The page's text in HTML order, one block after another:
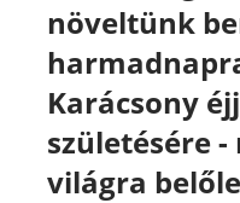
növeltünk
Karácsony
születésére
világra